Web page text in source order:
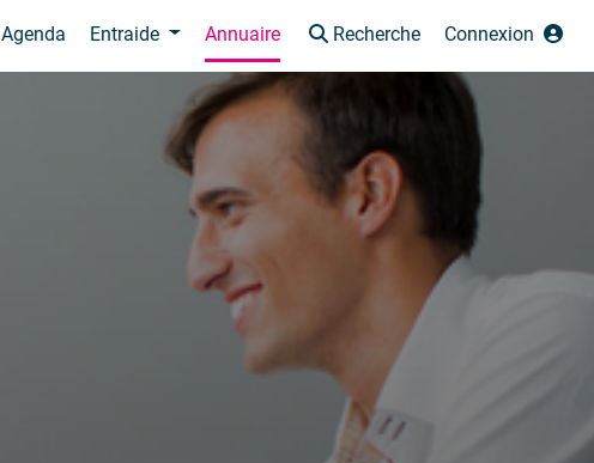
Agenda Entraide Annuaire Recherche Connexion